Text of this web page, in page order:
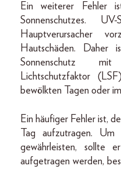
Ein weiterer Fehler
Sonnenschutzes.
Hauptverursacher
Hautschäden. Daher
Sonnenschutz
Lichtschutzfaktor
bewölkten Tagen oder
Ein häufiger Fehler ist,
Tag aufzutragen.
gewährleisten, sollte
aufgetragen werden,